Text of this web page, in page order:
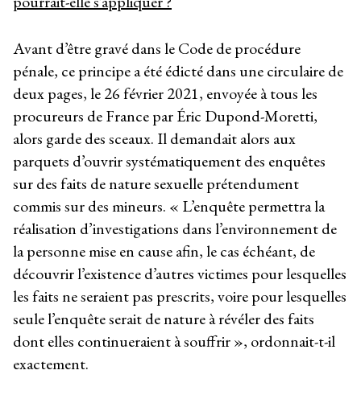
Avant d’être gravé dans le Code de procédure
pénale, ce principe a été édicté dans une circulaire de
deux pages, le 26 février 2021, envoyée à tous les
procureurs de France par Éric Dupond-Moretti,
alors garde des sceaux. Il demandait alors aux
parquets d’ouvrir systématiquement des enquêtes
sur des faits de nature sexuelle prétendument
commis sur des mineurs. « L’enquête permettra la
réalisation d’investigations dans l’environnement de
la personne mise en cause afin, le cas échéant, de
découvrir l’existence d’autres victimes pour lesquelles
les faits ne seraient pas prescrits, voire pour lesquelles
seule l’enquête serait de nature à révéler des faits
dont elles continueraient à souffrir », ordonnait-t-il
exactement.